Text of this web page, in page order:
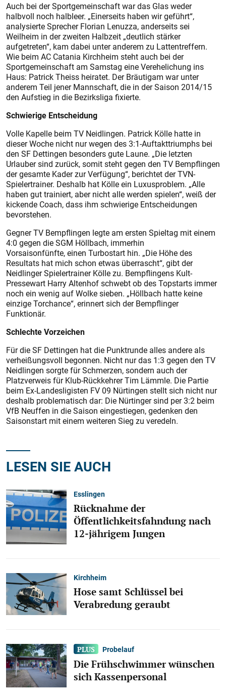
Auch bei der Sportgemeinschaft war das Glas weder
halbvoll noch halbleer. „Einerseits haben wir geführt“,
analysierte Sprecher Florian Lenuzza, anderseits sei
Weilheim in der zweiten Halbzeit „deutlich stärker
aufgetreten“, kam dabei unter anderem zu Lattentreffern.
Wie beim AC Catania Kirchheim steht auch bei der
Sportgemeinschaft am Samstag eine Verehelichung ins
Haus: Patrick Theiss heiratet. Der Bräutigam war unter
anderem Teil jener Mannschaft, die in der Saison 2014/15
den Aufstieg in die Bezirksliga fixierte.
Schwierige Entscheidung
Volle Kapelle beim TV Neidlingen. Patrick Kölle hatte in
dieser Woche nicht nur wegen des 3:1-Auftakttriumphs bei
den SF Dettingen besonders gute Laune. „Die letzten
Urlauber sind zurück, somit steht gegen den TV Bempf­lingen
der gesamte Kader zur Verfügung“, berichtet der TVN-
Spielertrainer. Deshalb hat Kölle ein Luxusproblem. „Alle
haben gut trainiert, aber nicht alle werden spielen“, weiß der
kickende Coach, dass ihm schwierige Entscheidungen
bevorstehen.
Gegner TV Bempflingen legte am ersten Spieltag mit einem
4:0 gegen die SGM Höllbach, immerhin
Vorsaisonfünfte, einen Turbostart hin. „Die Höhe des
Resultats hat mich schon etwas überrascht“, gibt der
Neidlinger Spielertrainer Kölle zu. Bempflingens Kult-
Pressewart Harry Altenhof schwebt ob des Topstarts immer
noch ein wenig auf Wolke sieben. „Höllbach hatte keine
einzige Torchance“, erinnert sich der Bempflinger
Funktionär.
Schlechte Vorzeichen
Für die SF Dettingen hat die Punkt­runde alles andere als
verheißungsvoll begonnen. Nicht nur das 1:3 gegen den TV
Neidlingen sorgte für Schmerzen, sondern auch der
Platzverweis für Klub-Rückkehrer Tim Lämmle. Die Partie
beim Ex-Landesligisten FV 09 Nürtingen stellt sich nicht nur
deshalb problematisch dar: Die Nürtinger sind per 3:2 beim
VfB Neuffen in die Saison eingestiegen, gedenken den
Saisonstart mit einem weiteren Sieg zu veredeln.
LESEN SIE AUCH
Esslingen
Rücknahme der
Öffentlichkeitsfahndung nach
12-jährigem Jungen
Kirchheim
Hose samt Schlüssel bei
Verabredung geraubt
Probelauf
Die Frühschwimmer wünschen
sich Kassenpersonal